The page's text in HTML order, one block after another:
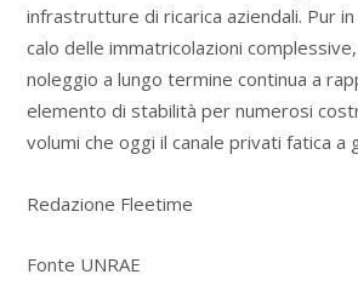
infrastrutture di ricarica aziendali. Pur
calo delle immatricolazioni
noleggio a lungo termine continua a
elemento di stabilità per numerosi
volumi che oggi il canale privati fatica a
Redazione Fleetime
Fonte UNRAE